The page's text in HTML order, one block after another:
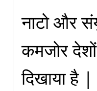
नाटो और
कमजोर
दिखाया है